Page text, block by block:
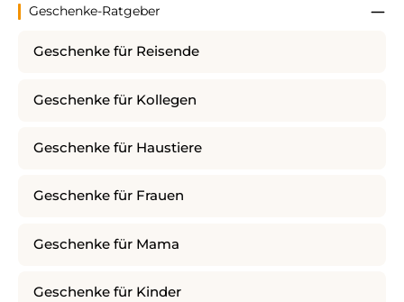
Geschenke-Ratgeber
Geschenke für Reisende
Geschenke für Kollegen
Geschenke für Haustiere
Geschenke für Frauen
Geschenke für Mama
Geschenke für Kinder